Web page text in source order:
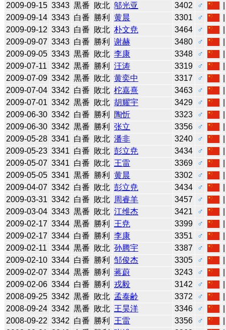
2009-09-15 3343 黒番 敗北 邬光亚 3402 ♂
2009-09-14 3343 白番 勝利 黄晨 3301 ♂
2009-09-12 3343 白番 敗北 朴文尭 3464 ♂
2009-09-07 3343 白番 勝利 谢赫 3480 ♂
2009-09-05 3343 黒番 敗北 李康 3348 ♂
2009-07-11 3342 黒番 勝利 汪涛 3319 ♂
2009-07-09 3342 黒番 敗北 黄奕中 3317 ♂
2009-07-04 3342 白番 敗北 柁嘉熹 3463 ♂
2009-07-01 3342 黒番 敗北 胡耀宇 3429 ♂
2009-06-30 3342 白番 勝利 陶忻 3323 ♂
2009-06-30 3342 黒番 勝利 张立 3356 ♂
2009-05-28 3341 白番 敗北 潘非 3240 ♂
2009-05-23 3341 白番 敗北 彭立尭 3434 ♂
2009-05-07 3341 白番 敗北 王雷 3369 ♂
2009-05-05 3341 黒番 勝利 黄晨 3302 ♂
2009-04-07 3342 白番 敗北 彭立尭 3434 ♂
2009-03-31 3342 白番 敗北 周睿羊 3457 ♂
2009-03-04 3343 黒番 敗北 江维杰 3421 ♂
2009-02-17 3344 黒番 勝利 王尭 3399 ♂
2009-02-17 3344 白番 勝利 李康 3351 ♂
2009-02-11 3344 黒番 敗北 孙腾宇 3387 ♂
2009-02-10 3344 白番 勝利 邹俊杰 3305 ♂
2009-02-07 3344 黒番 勝利 蒋蔚 3243 ♂
2009-02-06 3344 白番 勝利 戎毅 3142 ♂
2008-09-25 3342 黒番 敗北 孟泰齢 3372 ♂
2008-09-24 3342 黒番 敗北 王昊洋 3346 ♂
2008-09-22 3342 白番 勝利 王雷 3356 ♂